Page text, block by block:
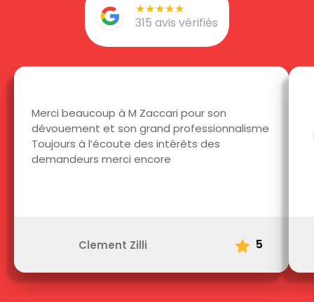
★★★★★
★★★★★
315 avis vérifiés
Merci beaucoup à M Zaccari pour son
dévouement et son grand professionnalisme
Toujours à l’écoute des intérêts des
demandeurs merci encore
Clement Zilli 5